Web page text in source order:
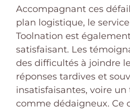
Accompagnant ces
plan logistique, le
Toolnation est
satisfaisant. Les
des difficultés à joindre
réponses tardives et
insatisfaisantes, voire un
comme dédaigneux. Ce